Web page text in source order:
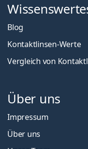
Blog
Kontaktlinsen-Werte
Vergleich von
Über uns
Impressum
Über uns